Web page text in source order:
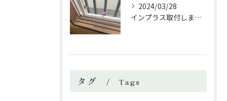
2024/03/28
インプラス取付しました❗️
タグ Tags